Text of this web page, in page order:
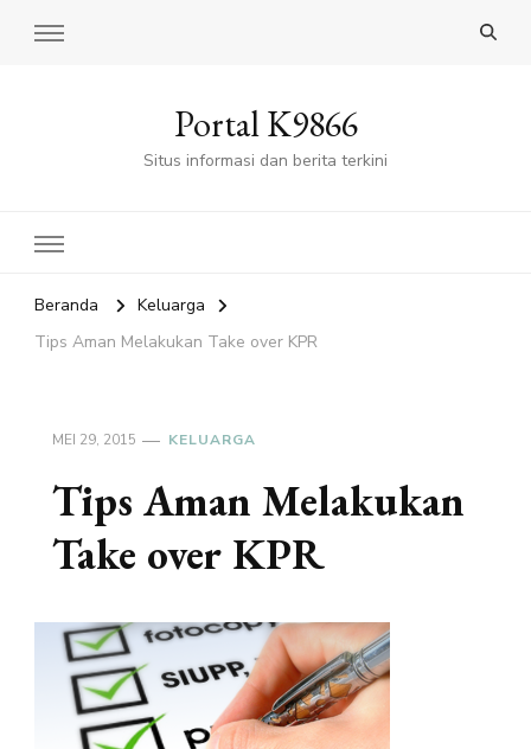
Portal K9866
Situs informasi dan berita terkini
Beranda
Keluarga
Tips Aman Melakukan Take over KPR
MEI 29, 2015 KELUARGA
Tips Aman Melakukan
Take over KPR